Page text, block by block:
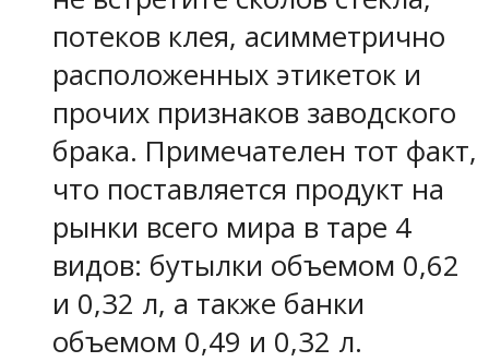
потеков клея, асимметрично
расположенных этикеток и
прочих признаков заводского
брака. Примечателен тот факт,
что поставляется продукт на
рынки всего мира в таре 4
видов: бутылки объемом 0,62
и 0,32 л, а также банки
объемом 0,49 и 0,32 л.